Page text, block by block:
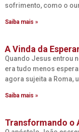
sofrimento, como o
Saiba mais »
A Vinda da
Quando Jesus entrou
era tudo menos
agora sujeita a Roma,
Saiba mais »
Transformando o